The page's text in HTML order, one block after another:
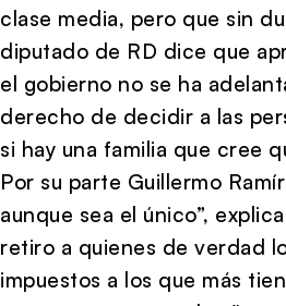
clase media, pero que sin
diputado de RD dice que
el gobierno no se ha
derecho de decidir a las
si hay una familia que cree
Por su parte Guillermo
aunque sea el único”,
retiro a quienes de verdad
impuestos a los que más